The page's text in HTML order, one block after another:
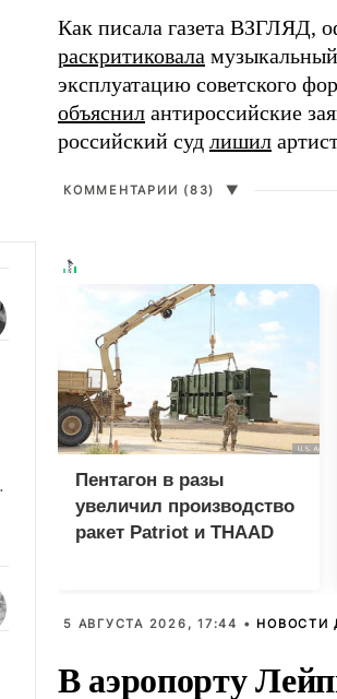
Как писала газета ВЗГЛЯД,
раскритиковала
эксплуатацию советского
объяснил антироссийские
российский суд лишил
КОММЕНТАРИИ (83) ▼
Пентагон в разы
увеличил производство
ракет Patriot и THAAD
5 АВГУСТА 2026, 17:44 • НОВОСТИ
В аэропорту